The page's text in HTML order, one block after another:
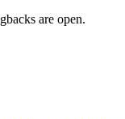
are open.